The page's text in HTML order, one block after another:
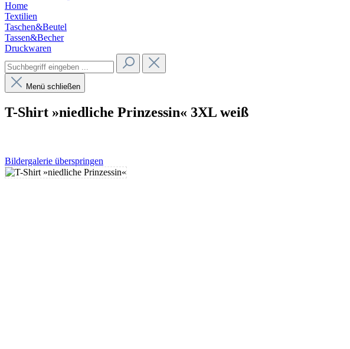
Home
Textilien
Taschen&Beutel
Tassen&Becher
Druckwaren
Menü schließen
T-Shirt »niedliche Prinzessin« 3XL weiß
Bildergalerie überspringen